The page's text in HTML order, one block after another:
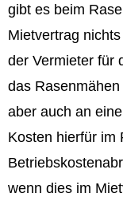
gibt es beim
Mietvertrag
der Vermieter für
das
aber auch an
Kosten hierfür im
wenn dies im